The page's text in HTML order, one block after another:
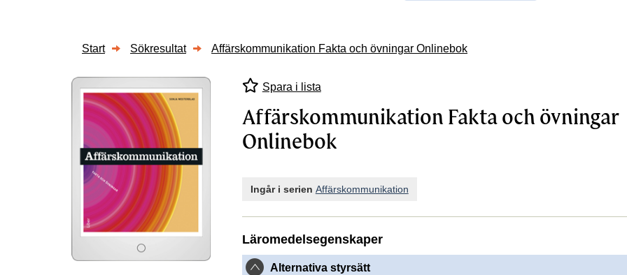
Start Sökresultat Affärskommunikation Fakta och övningar Onlinebok
Spara i lista
Affärskommunikation Fakta och övningar
Onlinebok
Ingår i serien Affärskommunikation
Läromedelsegenskaper
Alternativa styrsätt